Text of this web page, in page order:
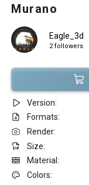
Murano
Eagle_3d
2 followers
Version:
Formats:
Render:
Size:
Material:
Colors: